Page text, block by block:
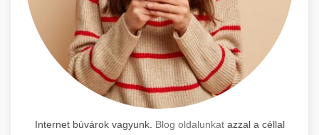
Internet búvárok vagyunk. Blog oldalunkatazzal a céllal